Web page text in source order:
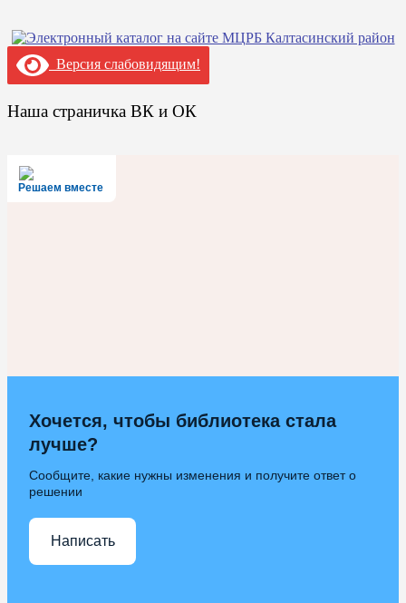
Версия слабовидящим!
Наша страничка ВК и ОК
Решаем вместе
Хочется, чтобы библиотека стала
лучше?
Сообщите, какие нужны изменения и получите ответ о
решении
Написать